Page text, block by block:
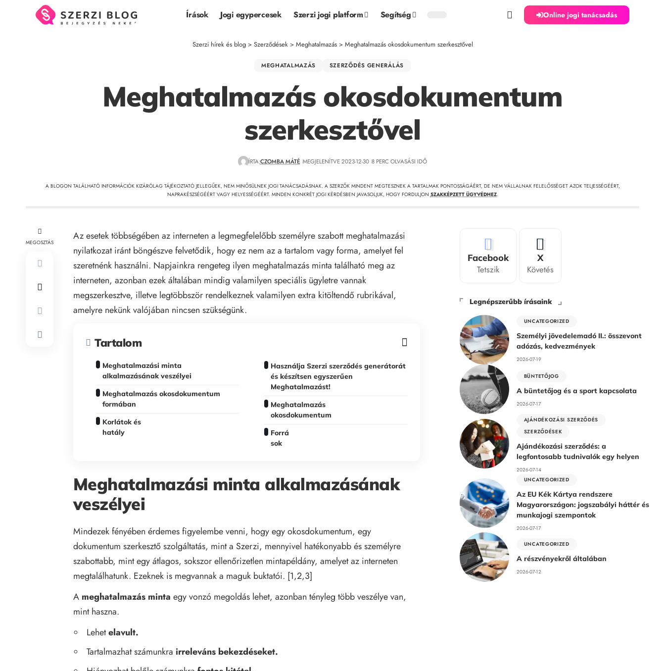
Írások Jogi egypercesek Szerzi jogi platform Segítség Online jogi tanácsadás
Szerzi hírek és blog> Szerződések> Meghatalmazás> Meghatalmazás okosdokumentum szerkesztővel
MEGHATALMAZÁS SZERZŐDÉS GENERÁLÁS
Meghatalmazás okosdokumentum
szerkesztővel
ÍRTA:CZOMBA MÁTÉ MEGJELENÍTVE 2023-12-30 8 PERC OLVASÁSI IDŐ
A BLOGON TALÁLHATÓ INFORMÁCIÓK KIZÁRÓLAG TÁJÉKOZTATÓ JELLEGŰEK, NEM MINŐSÜLNEK JOGI TANÁCSADÁSNAK. A SZERZŐK MINDENT MEGTESZNEK A TARTALMAK PONTOSSÁGÁÉRT, DE NEM VÁLLALNAK FELELŐSSÉGET AZOK TELJESSÉGÉÉRT,
NAPRAKÉSZSÉGÉÉRT VAGY HELYESSÉGÉÉRT. MINDEN KONKRÉT JOGI KÉRDÉSBEN JAVASOLJUK, HOGY FORDULJON SZAKKÉPZETT ÜGYVÉDHEZ.
MEGOSZTÁS
Az esetek többségében az interneten a legmegfelelőbb személyre szabott meghatalmazási
nyilatkozat iránt böngészve felvetődik, hogy ez nem az a tartalom vagy forma, amelyet fel
szeretnénk használni. Napjainkra rengeteg ilyen meghatalmazás minta található meg az
interneten, azonban ezek általában mindig valamilyen speciális ügyletre vannak
megszerkesztve, illetve legtöbbször rendelkeznek valamilyen extra kitöltendő rubrikával,
amelyre nekünk valójában nincsen szükségünk.
Tartalom
Meghatalmazási minta
alkalmazásának veszélyei
Meghatalmazás okosdokumentum
formában
Korlátok és
hatály
Használja Szerzi szerződés generátorát
és készítsen egyszerűen
Meghatalmazást!
Meghatalmazás
okosdokumentum
Forrá
sok
Meghatalmazási minta alkalmazásának
veszélyei
Mindezek fényében érdemes figyelembe venni, hogy egy okosdokumentum, egy
dokumentum szerkesztő szolgáltatás, mint a Szerzi, mennyivel hatékonyabb és személyre
szabottabb, mint egy átlagos, sokszor ellenőrizetlen mintapéldány, amelyet az interneten
megtalálhatunk. Ezeknek is megvannak a maguk buktatói. [1,2,3]
A meghatalmazás minta egy vonzó megoldás lehet, azonban tényleg több veszélye van,
mint haszna.
Lehetelavult.
Tartalmazhat számunkra irreleváns bekezdéseket.
Facebook
Tetszik
X
Követés
Legnépszerűbb írásaink
UNCATEGORIZED
Személyi jövedelemadó II.: összevont
adózás, kedvezmények
2026-07-19
BÜNTETŐJOG
A büntetőjog és a sport kapcsolata
2026-07-17
AJÁNDÉKOZÁSI SZERZŐDÉS
SZERZŐDÉSEK
Ajándékozási szerződés: a
legfontosabb tudnivalók egy helyen
2026-07-14
UNCATEGORIZED
Az EU Kék Kártya rendszere
Magyarországon: jogszabályi háttér és
munkajogi szempontok
2026-07-17
UNCATEGORIZED
A részvényekről általában
2026-07-12